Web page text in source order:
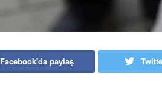
Facebook'da paylaş